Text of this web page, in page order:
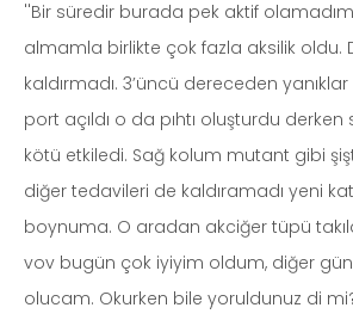
''Bir süredir burada pek aktif
almamla birlikte çok fazla aksilik oldu.
kaldırmadı. 3’üncü dereceden
port açıldı o da pıhtı oluşturdu
kötü etkiledi. Sağ kolum mutant gibi
diğer tedavileri de kaldıramadı yeni
boynuma. O aradan akciğer tüpü
vov bugün çok iyiyim oldum, diğer
olucam. Okurken bile yoruldunuz di